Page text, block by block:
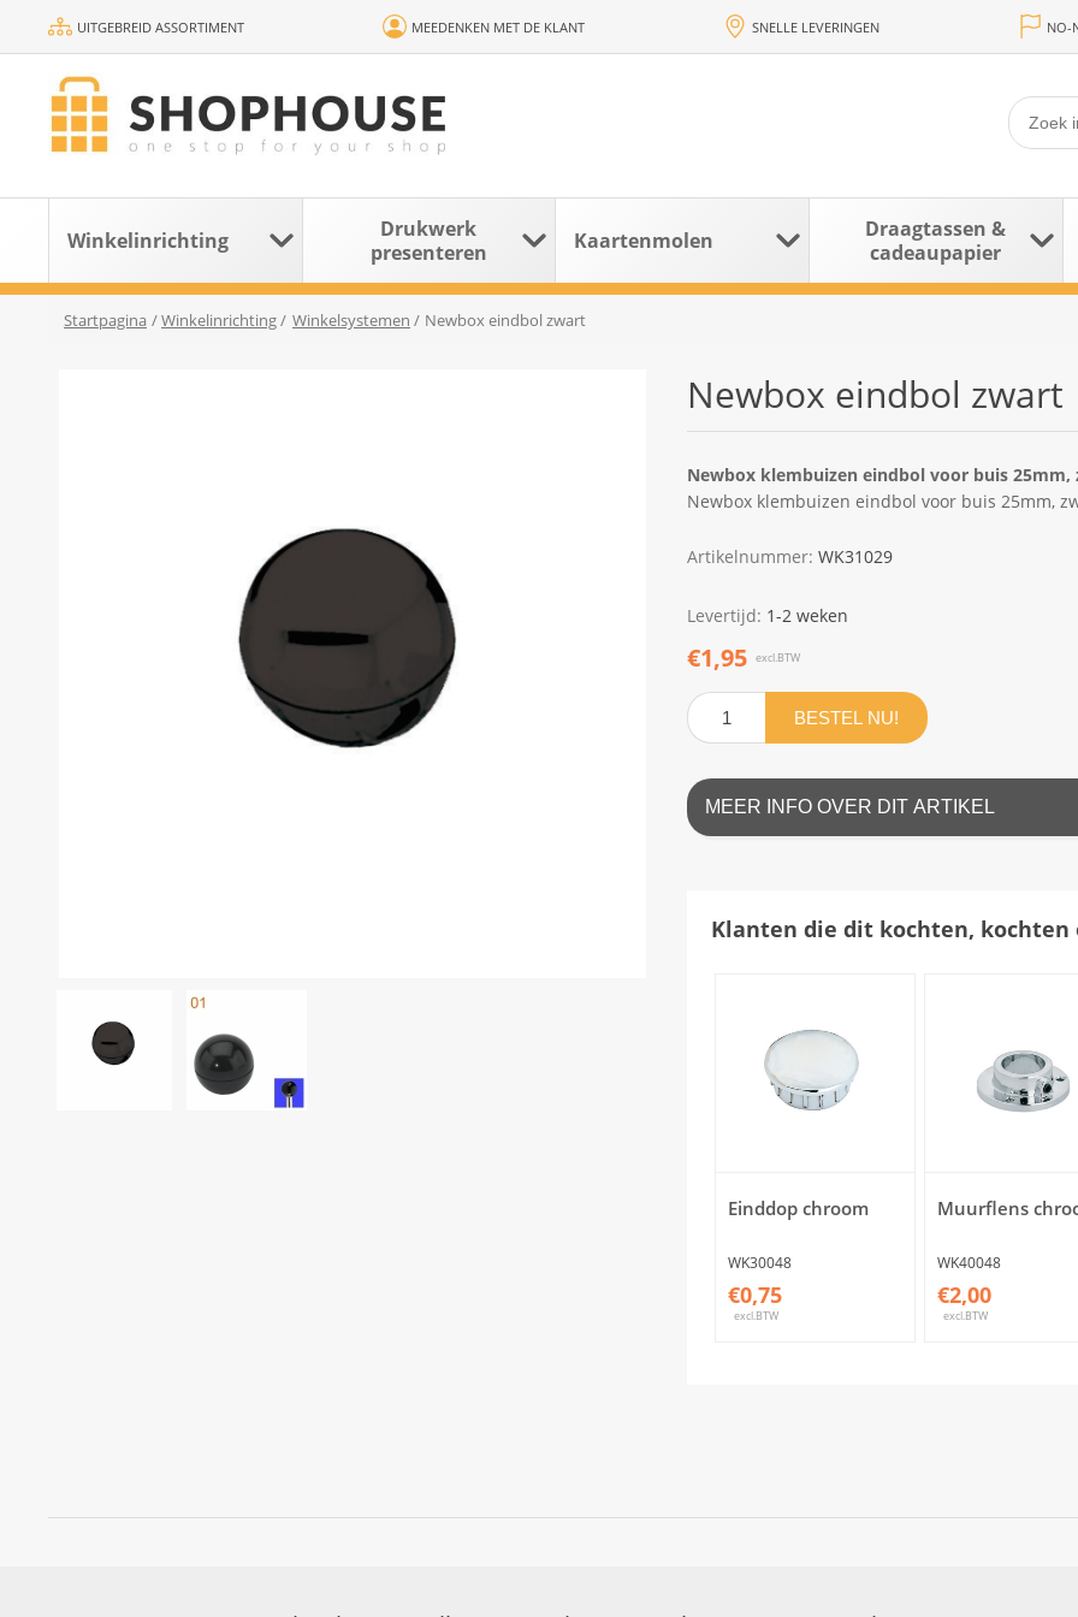
UITGEBREID ASSORTIMENT MEEDENKEN MET DE KLANT SNELLE LEVERINGEN NO-
Winkelinrichting
Drukwerk
presenteren
Kaartenmolen
Draagtassen &
cadeaupapier
Startpagina /Winkelinrichting/ Winkelsystemen / Newbox eindbol zwart
Newbox eindbol zwart
Newbox klembuizen eindbol voor buis 25mm,
Newbox klembuizen eindbol voor buis 25mm,
Artikelnummer: WK31029
Levertijd: 1-2 weken
€1,95 excl.BTW
BESTEL NU!
MEER INFO OVER DIT ARTIKEL
Klanten die dit kochten, kochten
Einddop chroom
WK30048
€0,75
excl.BTW
Muurflens
WK40048
€2,00
excl.BTW